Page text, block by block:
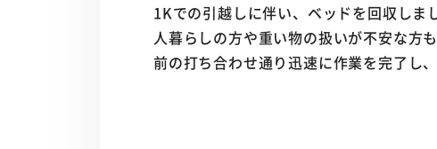
1Kでの引越しに伴い、ベッドを回収し
人暮らしの方や重い物の扱いが不安な方
前の打ち合わせ通り迅速に作業を完了し